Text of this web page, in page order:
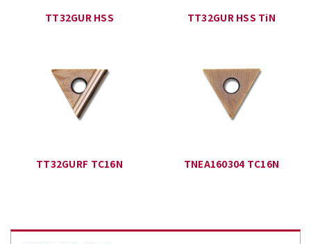
TT32GUR HSS TT32GUR HSS TiN
TT32GURF TC16N TNEA160304 TC16N